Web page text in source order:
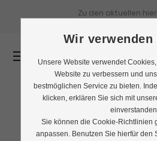
Zu den aktuellen
Wir verwenden
Unsere Website verwendet
Website zu verbessern und
bestmöglichen Service zu bieten.
klicken, erklären Sie sich mit
Sie können die Cookie-Richtlinien
anpassen. Benutzen Sie hierfür den